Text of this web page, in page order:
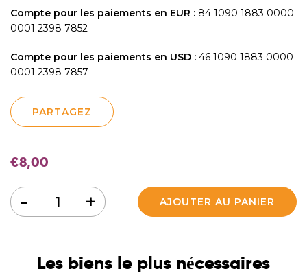
Compte pour les paiements en EUR : 84 1090 1883 0000
0001 2398 7852
Compte pour les paiements en USD : 46 1090 1883 0000
0001 2398 7857
PARTAGEZ
€8,00
Quantité +
- AJOUTER AU PANIER
Les biens le plus nécessaires